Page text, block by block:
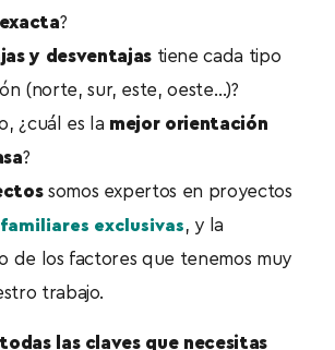
?
y desventajastiene cada tipo
(norte, sur, este, oeste…)?
¿cuál es la mejor orientación
?
somos expertos en proyectos
exclusivas, y la
de los factores que tenemos muy
trabajo.
todas las claves que necesitas